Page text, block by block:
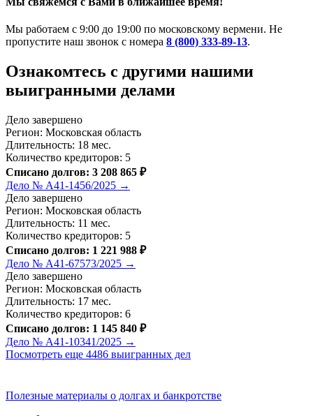
Мы работаем с 9:00 до 19:00 по московскому вермени. Не
пропустите наш звонок с номера 8 (800) 333-89-13.
Ознакомтесь c другими нашими
выигранными делами
Дело завершено
Регион: Московская область
Длительность: 18 мес.
Количество кредиторов: 5
Списано долгов: 3 208 865 ₽
Дело № А41-1456/2025 →
Дело завершено
Регион: Московская область
Длительность: 11 мес.
Количество кредиторов: 5
Списано долгов: 1 221 988 ₽
Дело № А41-67573/2025 →
Дело завершено
Регион: Московская область
Длительность: 17 мес.
Количество кредиторов: 6
Списано долгов: 1 145 840 ₽
Дело № А41-10341/2025 →
Посмотреть еще 4486 выигранных дел
Полезные материалы о долгах и банкротстве